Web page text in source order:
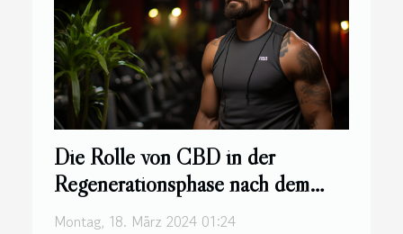
Die Rolle von CBD in der
Regenerationsphase nach dem
Sporttraining
Montag, 18. März 2024 01:24